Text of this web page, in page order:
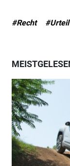
#Recht #Urteil